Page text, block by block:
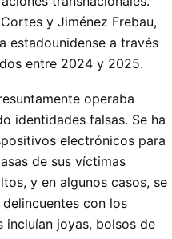
y Jiménez Frebau,
estadounidense a través
entre 2024 y 2025.
operaba
identidades falsas. Se ha
electrónicos para
de sus víctimas
y en algunos casos, se
con los
incluían joyas, bolsos de